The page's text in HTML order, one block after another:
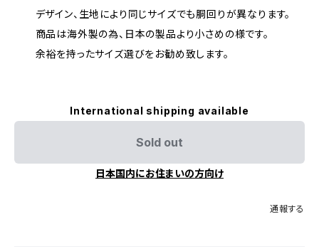
デザイン、生地により同じサイズでも胴回りが異なります。
商品は海外製の為、日本の製品より小さめの様です。
余裕を持ったサイズ選びをお勧め致します。
International shipping available
Sold out
日本国内にお住まいの方向け
通報する